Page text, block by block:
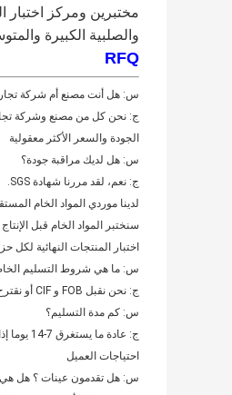
مختبرين ومركز اختبار
والصلبية الكبيرة
RFQ
س: هل أنت مصنع أم شركة
ج: نحن كل من مصنع وشركة
الجودة والسعر الأكثر معقولية
س: هل لديك مراقبة جودة؟
ج: نعم، لقد مررنا شهادة SGS.
لدينا موردي المواد الخام
سنختبر المواد الخام قبل الإنتاج
اختبار المنتجات النهائية لكل
س: ما هي شروط التسليم
ج: نحن نقبل FOB و CIF أو نقترح طريقة توصيل العميل ، ويمكن التفاوض على كل هذا.
س: كم مدة التسليم؟
ج: عادة ما يستغرق 7-14 يوما إذا كانت البضائع في المخزون، أو 25-45 يوما إذا كانت البضائع ليست في المخزون، اعتمادا على الكمية
احتياجات العميل
س: هل تقدمون عينات ؟ هل هي